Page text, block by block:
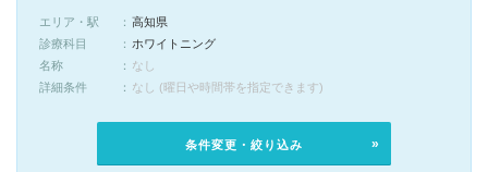
エリア・駅
高知県
診療科目
ホワイトニング
名称
なし
詳細条件
なし (曜日や時間帯を指定できます)
条件変更・絞り込み